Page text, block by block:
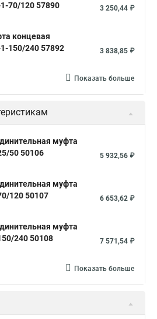
70/120 57890
3 250,44 ₽
концевая
150/240 57892
3 838,85 ₽
Показать больше
муфта
50 50106
5 932,56 ₽
муфта
120 50107
6 653,62 ₽
муфта
240 50108
7 571,54 ₽
Показать больше